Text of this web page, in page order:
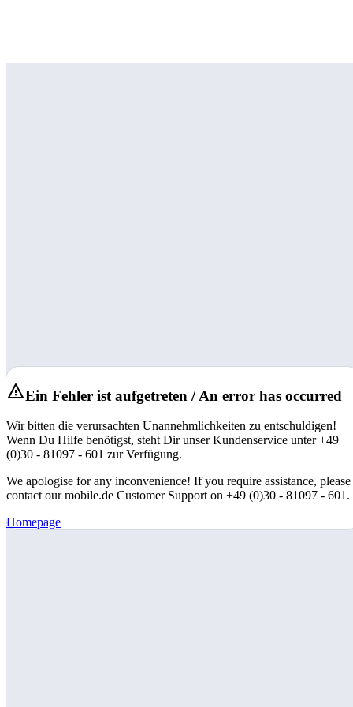
Ein Fehler ist aufgetreten / An error has occurred
Wir bitten die verursachten Unannehmlichkeiten zu entschuldigen!
Wenn Du Hilfe benötigst, steht Dir unser Kundenservice unter +49
(0)30 - 81097 - 601 zur Verfügung.
We apologise for any inconvenience! If you require assistance, please
contact our mobile.de Customer Support on +49 (0)30 - 81097 - 601.
Homepage